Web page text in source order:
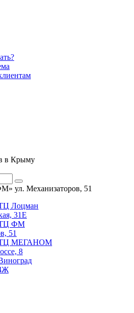
в Крыму
ул. Механизаторов, 51
Лоцман
31Е
ТЦ ФМ
51
ТЦ МЕГАНОМ
8